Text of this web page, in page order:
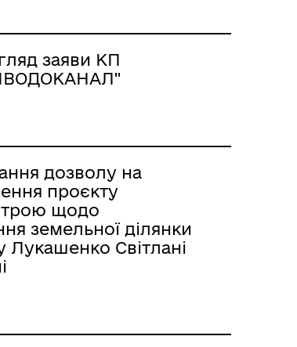
заяви КП
дозволу на
проєкту
щодо
земельної ділянки
Лукашенко Світлані